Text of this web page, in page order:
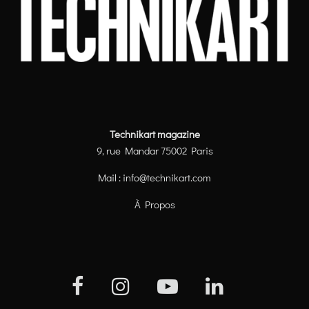
Technikart magazine
9, rue Mandar 75002 Paris
Mail : info@technikart.com
À Propos